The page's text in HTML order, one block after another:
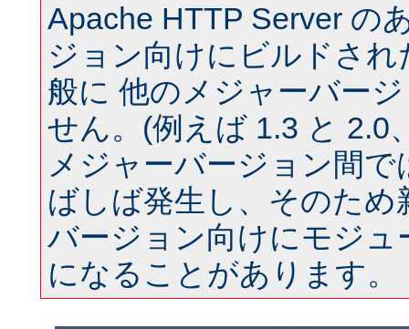
Apache HTTP Server の
ジョン向けにビルドさ
般に 他のメジャーバー
せん。(例えば 1.3 と 2.0
メジャーバージョン間
ばしば発生し、そのため
バージョン向けにモジュ
になることがあります。